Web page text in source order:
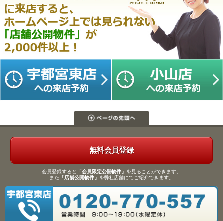
無料会員登録
会員登録すると 「会員限定公開物件」 を見ることができます。
また 「店舗公開物件」 を弊社店舗にてご紹介できます。